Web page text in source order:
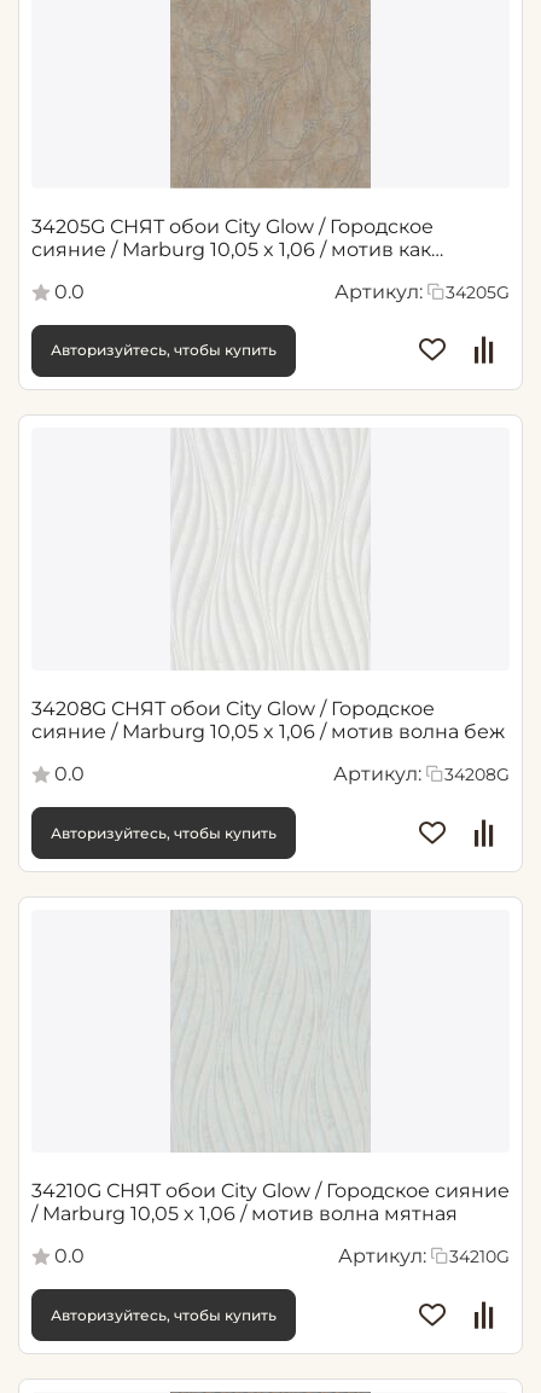
34205G СНЯТ обои City Glow / Городское
сияние / Marburg 10,05 x 1,06 / мотив как
0.0
Артикул: 34205G
Авторизуйтесь, чтобы купить
34208G СНЯТ обои City Glow / Городское
сияние / Marburg 10,05 x 1,06 / мотив волна беж
0.0
Артикул: 34208G
Авторизуйтесь, чтобы купить
34210G СНЯТ обои City Glow / Городское сияние
/ Marburg 10,05 x 1,06 / мотив волна мятная
0.0
Артикул: 34210G
Авторизуйтесь, чтобы купить